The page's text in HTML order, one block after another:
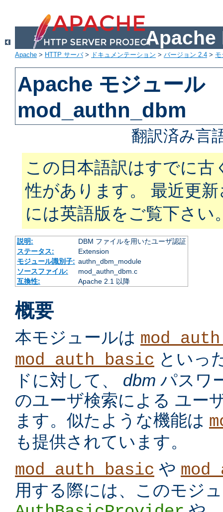
Apache
Apache > HTTP サーバ> ドキュメンテーション > バージョン 2.4 >
Apache モジュール
mod_authn_dbm
翻訳済み言
この日本語訳はすでに古
性があります。 最近更
には英語版をご覧下さい
説明:
DBM ファイルを用いたユーザ認証
ステータス:
Extension
モジュール識別子: authn_dbm_module
ソースファイル:
mod_authn_dbm.c
互換性:
Apache 2.1 以降
概要
本モジュールは
mod_auth_basic といっ
ドに対して、 dbm パスワ
のユーザ検索による ユー
ます。似たような機能は
も提供されています。
mod_auth_basic や
用する際には、このモジ